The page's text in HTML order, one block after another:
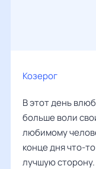
Козерог
В этот день
больше воли
любимому
конце дня что-
лучшую